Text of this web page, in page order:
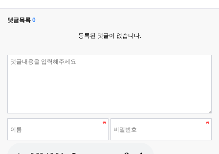
댓글목록 0
등록된 댓글이 없습니다.